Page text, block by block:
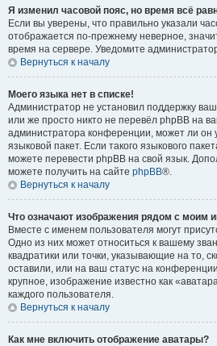
Я изменил часовой пояс, но время всё
Если вы уверены, что правильно указали
отображается по-прежнему неверное,
время на сервере. Уведомите
Вернуться к началу
Моего языка нет в списке!
Администратор не установил поддержку
или же просто никто не перевёл phpBB на
администратора конференции, может ли он
языковой пакет. Если такого языкового
можете перевести phpBB на свой язык.
можете получить на сайте phpBB®.
Вернуться к началу
Что означают изображения рядом с моим
Вместе с именем пользователя могут
Одно из них может относиться к вашему
квадратики или точки, указывающие на то,
оставили, или на ваш статус на
крупное, изображение известно как
каждого пользователя.
Вернуться к началу
Как мне включить отображение аватары?